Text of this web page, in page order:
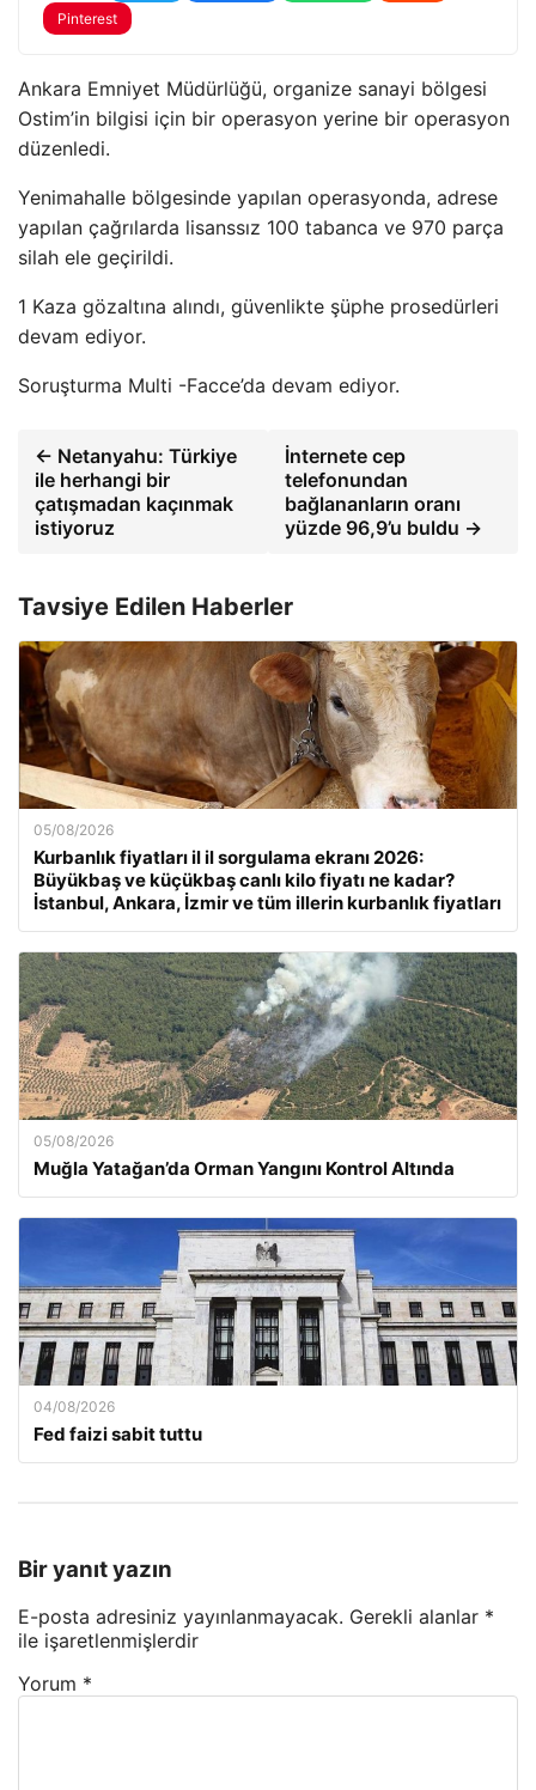
Pinterest
Ankara Emniyet Müdürlüğü, organize sanayi bölgesi
Ostim’in bilgisi için bir operasyon yerine bir operasyon
düzenledi.
Yenimahalle bölgesinde yapılan operasyonda, adrese
yapılan çağrılarda lisanssız 100 tabanca ve 970 parça
silah ele geçirildi.
1 Kaza gözaltına alındı, güvenlikte şüphe prosedürleri
devam ediyor.
Soruşturma Multi -Facce’da devam ediyor.
← Netanyahu: Türkiye
ile herhangi bir
çatışmadan kaçınmak
istiyoruz
İnternete cep
telefonundan
bağlananların oranı
yüzde 96,9’u buldu →
Tavsiye Edilen Haberler
05/08/2026
Kurbanlık fiyatları il il sorgulama ekranı 2026:
Büyükbaş ve küçükbaş canlı kilo fiyatı ne kadar?
İstanbul, Ankara, İzmir ve tüm illerin kurbanlık fiyatları
05/08/2026
Muğla Yatağan’da Orman Yangını Kontrol Altında
04/08/2026
Fed faizi sabit tuttu
Bir yanıt yazın
E-posta adresiniz yayınlanmayacak. Gerekli alanlar *
ile işaretlenmişlerdir
Yorum *